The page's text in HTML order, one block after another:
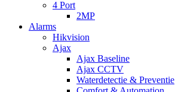
4 Port
2MP
Alarms
Hikvision
Ajax
Ajax Baseline
Ajax CCTV
Waterdetectie & Preventie